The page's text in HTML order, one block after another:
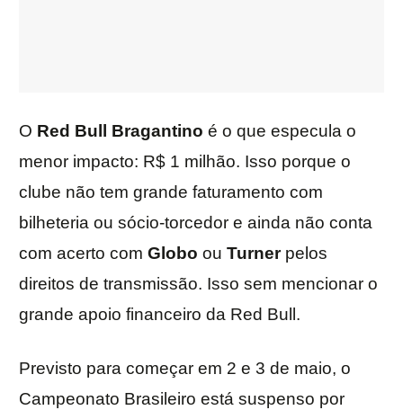
O Red Bull Bragantino é o que especula o
menor impacto: R$ 1 milhão. Isso porque o
clube não tem grande faturamento com
bilheteria ou sócio-torcedor e ainda não conta
com acerto com Globo ou Turnerpelos
direitos de transmissão. Isso sem mencionar o
grande apoio financeiro da Red Bull.
Previsto para começar em 2 e 3 de maio, o
Campeonato Brasileiro está suspenso por